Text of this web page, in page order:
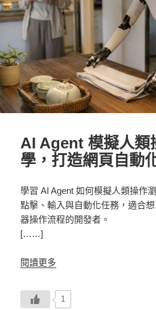
AI Agent 模擬人類
學，打造網頁自動
學習 AI Agent 如何模擬人類操作
點擊、輸入與自動化任務，適合
器操作流程的開發者。
[……]
閱讀更多
1